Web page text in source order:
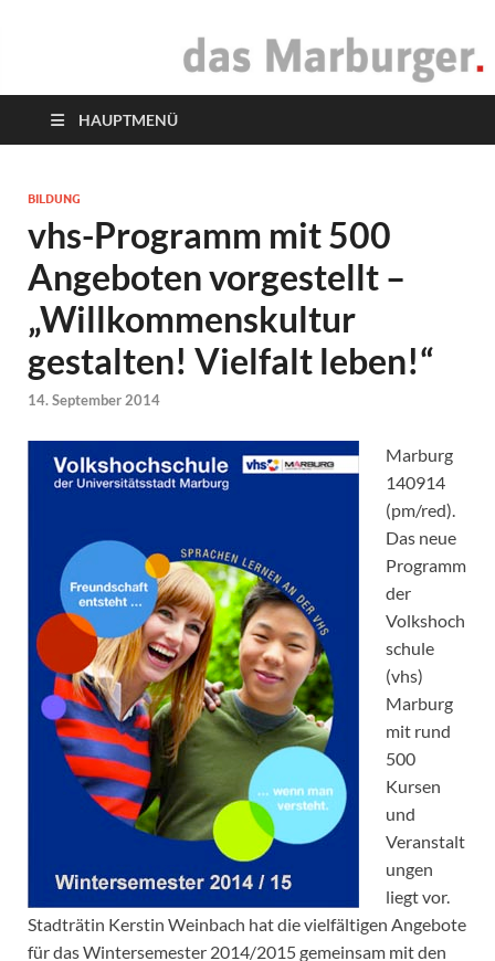
das Marburger.
HAUPTMENÜ
BILDUNG
vhs-Programm mit 500
Angeboten vorgestellt –
„Willkommenskultur
gestalten! Vielfalt leben!“
14. September 2014
Marburg
140914
(pm/red).
Das neue
Programm
der
Volkshoch
schule
(vhs)
Marburg
mit rund
500
Kursen
und
Veranstalt
ungen
liegt vor.
Stadträtin Kerstin Weinbach hat die vielfältigen Angebote
für das Wintersemester 2014/2015 gemeinsam mit den